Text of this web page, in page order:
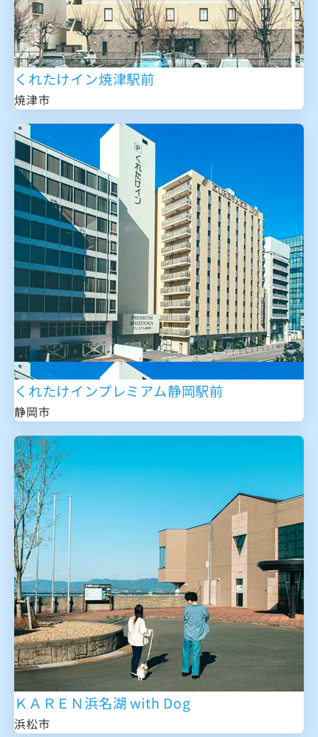
くれたけイン焼津駅前
焼津市
くれたけインプレミアム静岡駅前
静岡市
ＫＡＲＥＮ浜名湖 with Dog
浜松市